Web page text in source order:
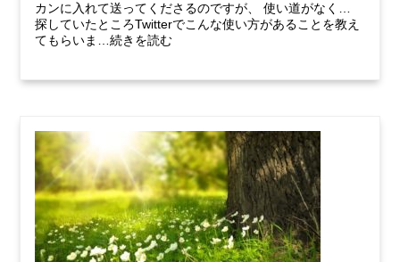
カンに入れて送ってくださるのですが、 使い道がなく…
探していたところTwitterでこんな使い方があることを教え
てもらいま…続きを読む